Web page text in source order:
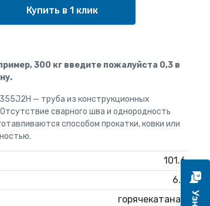
Купить в 1 клик
300 кг введите пожалуйста 0,3 в
— труба из конструкционных
сварного шва и однородность
способом прокатки, ковки или
101.6
6.3
горячекатаная